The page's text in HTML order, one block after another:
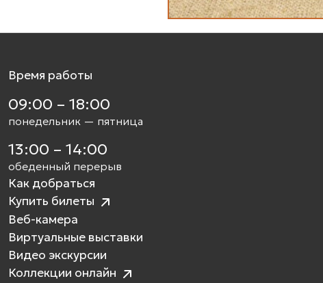
Время работы
09:00 – 18:00
понедельник — пятница
13:00 – 14:00
обеденный перерыв
Как добраться
Купить билеты
Веб-камера
Виртуальные выставки
Видео экскурсии
Коллекции онлайн